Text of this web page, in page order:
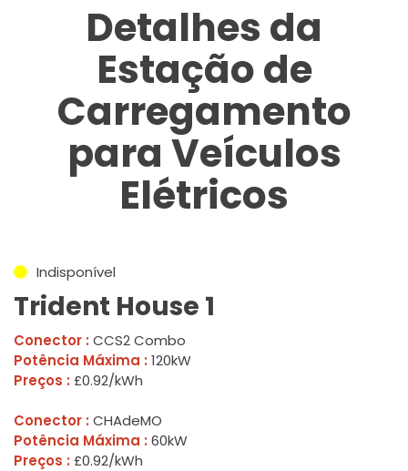
Detalhes da
Estação de
Carregamento
para Veículos
Elétricos
Indisponível
Trident House 1
Conector : CCS2 Combo
Potência Máxima : 120kW
Preços : £0.92/kWh
Conector : CHAdeMO
Potência Máxima : 60kW
Preços : £0.92/kWh